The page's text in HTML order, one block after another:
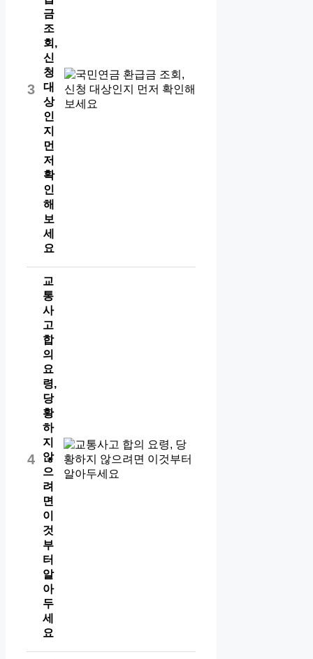
3
금
조
회,
신
청
대
상
인
지
먼
저
확
인
해
보
세
요
4
교
통
사
고
합
의
요
령,
당
황
하
지
않
으
려
면
이
것
부
터
알
아
두
세
요